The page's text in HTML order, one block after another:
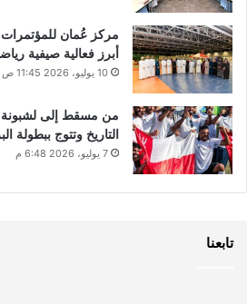
مركز عُمان
أبرز فعالية صيفية
10 يوليو، 2026 11:45 ص
من مسقط إلى
التاريخ وتتوج ببطولة
7 يوليو، 2026 6:48 م
تابعنا